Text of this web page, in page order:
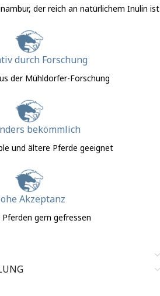
der reich an natürlichem Inulin ist
durch Forschung
der Mühldorfer-Forschung
bekömmlich
und ältere Pferde geeignet
Akzeptanz
gern gefressen